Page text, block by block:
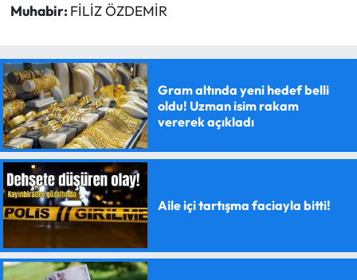
Muhabir: FİLİZ ÖZDEMİR
Gram altında yeni hedef belli
oldu! Uzman isim rakam
vererek açıkladı
Aile içi tartışma faciayla bitti!